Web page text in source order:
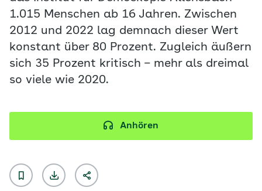
1.015 Menschen ab 16 Jahren. Zwischen
2012 und 2022 lag demnach dieser Wert
konstant über 80 Prozent. Zugleich äußern
sich 35 Prozent kritisch – mehr als dreimal
so viele wie 2020.
Anhören